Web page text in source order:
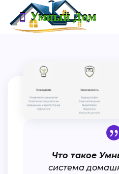
Умный Дом
Что такое
система